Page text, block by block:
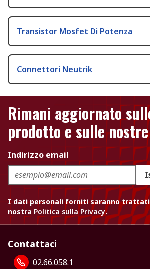
Transistor Mosfet Di Potenza
Connettori Neutrik
Rimani aggiornato
prodotto e sulle
Indirizzo email
I dati personali forniti saranno trattati
nostra Politica sulla Privacy.
Contattaci
02.66.058.1